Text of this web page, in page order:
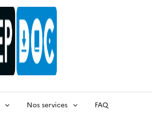
Nos services FAQ